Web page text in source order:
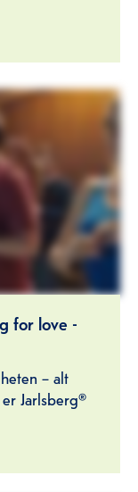
for love -
– alt
Jarlsberg®